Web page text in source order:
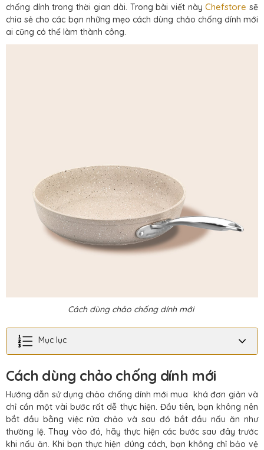
chống dính trong thời gian dài. Trong bài viết nàyChefstoresẽ
chia sẻ cho các bạn những mẹo cách dùng chảo chống dính mới
ai cũng có thể làm thành công.
Cách dùng chảo chống dính mới
Mục lục
Cách dùng chảo chống dính mới
Hướng dẫn sử dụng chảo chống dính mới mua khá đơn giản và
chỉ cần một vài bước rất dễ thực hiện. Đầu tiên, bạn không nên
bắt đầu bằng việc rửa chảo và sau đó bắt đầu nấu ăn như
thường lệ. Thay vào đó, hãy thực hiện các bước sau đây trước
khi nấu ăn. Khi bạn thực hiện đúng cách, bạn không chỉ bảo vệ